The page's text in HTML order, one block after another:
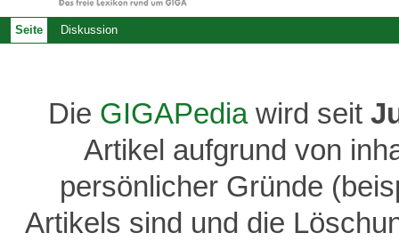
Die GIGAPediawird seit
Artikel aufgrund von
persönlicher Gründe
Artikels sind und die
Seite Diskussion